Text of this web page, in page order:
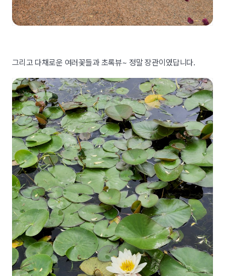
그리고 다채로운 여러꽃들과 초록뷰~ 정말 장관이였답니다.